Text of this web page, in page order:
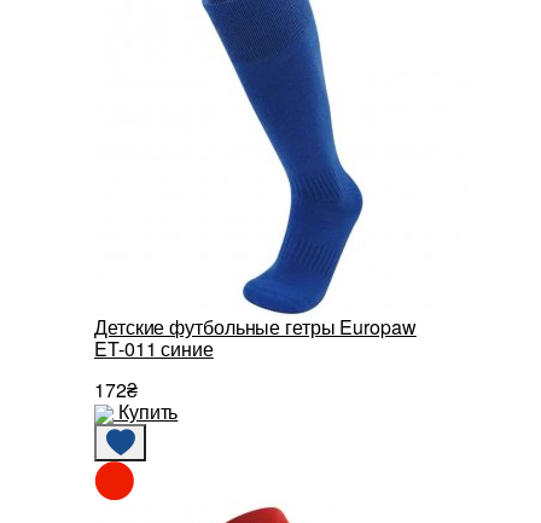
Детские футбольные гетры Europaw
ET-011 синие
172₴
Купить